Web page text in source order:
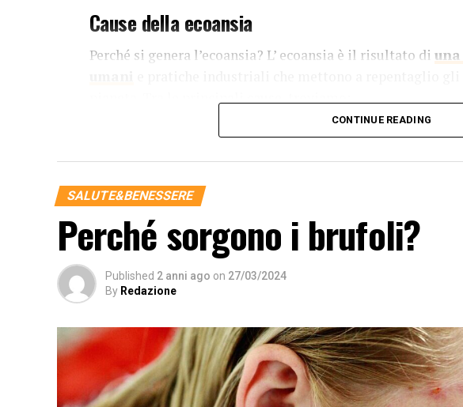
Cause della ecoansia
Perché si genera l’ecoansia? L’ ecoansia è il risultato di
Deforestazione: La deforestazione è una delle cause
contribuendo al cambiamento climatico.
Inquinamento
: L’inquinamento atmosferico, idrico e del
dell’ecoansia. Le emissioni di gas serra, la dispersione di
risorse idriche hanno conseguenze gravi sulla salute degli
molte specie animali e vegetali.
l’acqua, i minerali e i combustibili fossili, aggrava
comporta uno squilibrio nei cicli naturali e una riduzione
future.
Urbanizzazione non sostenibile: L’espansione delle aree
CONTINUE READING
SALUTE&BENESSERE
Perché sorgono i brufoli?
Published 2 anni ago on 27/03/2024
By Redazione